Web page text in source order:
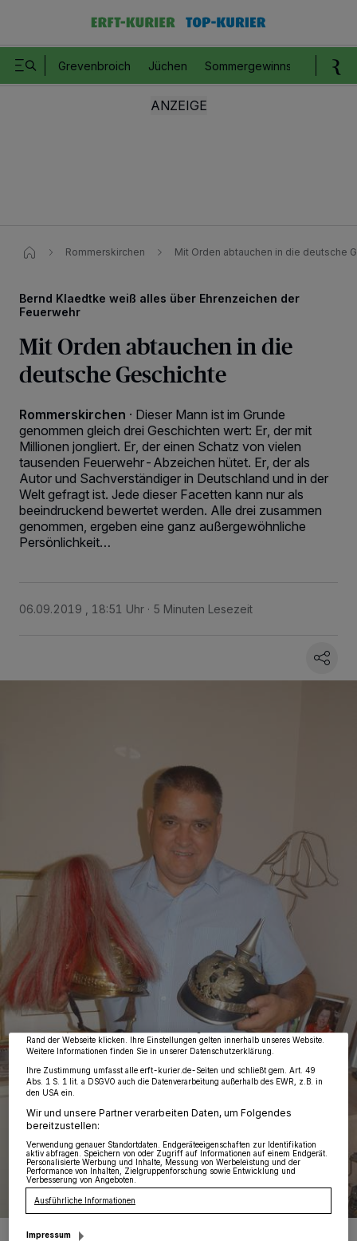
Grevenbroich Jüchen Sommergewinnspiel
Rommerskirchen Mit Orden abtauchen in die deutsche
Bernd Klaedtke weiß alles über Ehrenzeichen der
Feuerwehr
Mit Orden abtauchen in die
deutsche Geschichte
Rommerskirchen · Dieser Mann ist im Grunde
genommen gleich drei Geschichten wert: Er, der mit
Millionen jongliert. Er, der einen Schatz von vielen
tausenden Feuerwehr-Abzeichen hütet. Er, der als
Autor und Sachverständiger in Deutschland und in der
Welt gefragt ist. Jede dieser Facetten kann nur als
beeindruckend bewertet werden. Alle drei zusammen
genommen, ergeben eine ganz außergewöhnliche
Persönlichkeit…
06.09.2019 , 18:51 Uhr 5 Minuten Lesezeit
-Partner speichern und greifen auf personenbezogene Daten
wie Browserdaten oder eindeutige Kennungen auf Ihrem Gerät zu. Durch Auswahl
von OK aktivieren Sie Tracking-Technologien für die unter „Wir und unsere
Partner verarbeiten Daten, um Ihnen Dienste bereitzustellen“ aufgeführten
Zwecke. Wenn Tracker deaktiviert sind, sind manche Inhalte und Anzeigen
möglicherweise nicht mehr so relevant für Sie. Sie können dieses Menü jederzeit
wieder aufrufen, um Ihre Einstellungen zu ändern oder Ihre Einwilligung zu
widerrufen, indem Sie auf den Link Einstellungen oder Ablehnen am unteren
Rand der Webseite klicken. Ihre Einstellungen gelten innerhalb unseres Website.
Weitere Informationen finden Sie in unserer Datenschutzerklärung.
Ihre Zustimmung umfasst alle erft-kurier.de-Seiten und schließt gem. Art. 49
Abs. 1 S. 1 lit. a DSGVO auch die Datenverarbeitung außerhalb des EWR, z.B. in
den USA ein.
Wir und unsere Partner verarbeiten Daten, um Folgendes
bereitzustellen:
Verwendung genauer Standortdaten. Endgeräteeigenschaften zur Identifikation
aktiv abfragen. Speichern von oder Zugriff auf Informationen auf einem Endgerät.
Personalisierte Werbung und Inhalte, Messung von Werbeleistung und der
Performance von Inhalten, Zielgruppenforschung sowie Entwicklung und
Verbesserung von Angeboten.
Ausführliche Informationen
Impressum